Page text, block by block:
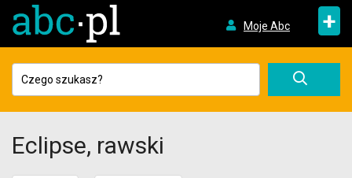
Moje Abc +
Eclipse, rawski